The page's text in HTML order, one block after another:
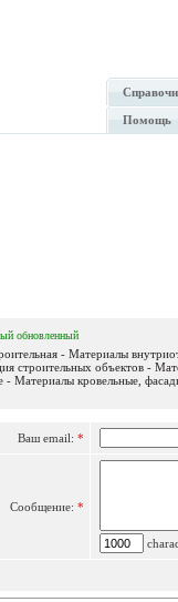
Помощь
обновленный
- Материалы
строительных объектов -
- Материалы кровельные,
Ваш email: *
Сообщение: *